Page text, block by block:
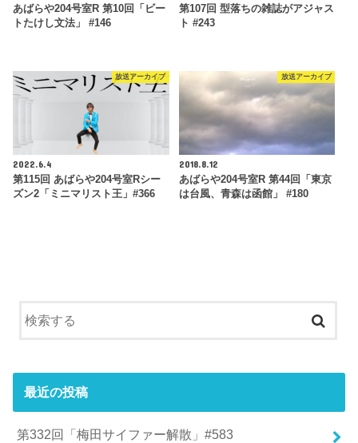
あばらや204号室R 第10回「ビー
トたけし文法」 #146
第107回 型落ちの雑誌がアジャス
ト #243
放送アーカイブ
2022.6.4
第115回 あばらや204号室Rシー
ズン2「ミニマリスト王」#366
放送アーカイブ
2018.8.12
あばらや204号室R 第44回「東京
は台風、青森は函館」 #180
最近の投稿
第332回「梅田サイファー解散」#583